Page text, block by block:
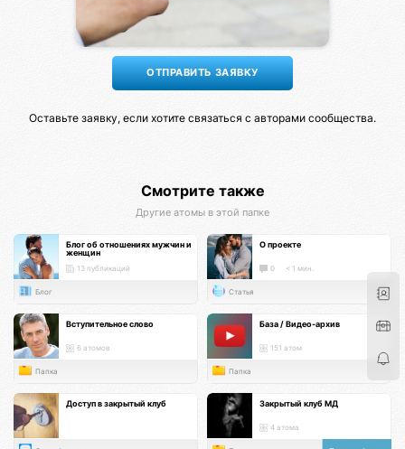
Оставьте заявку, если хотите связаться с авторами сообщества.
Смотрите также
Другие атомы в этой папке
Блог об отношениях мужчин и
женщин
13 публикаций
Блог
О проекте
0 < 1 мин.
Статья
Вступительное слово
6 атомов
Папка
База / Видео-архив
151 атом
Папка
Доступ в закрытый клуб Закрытый клуб МД
4 атома